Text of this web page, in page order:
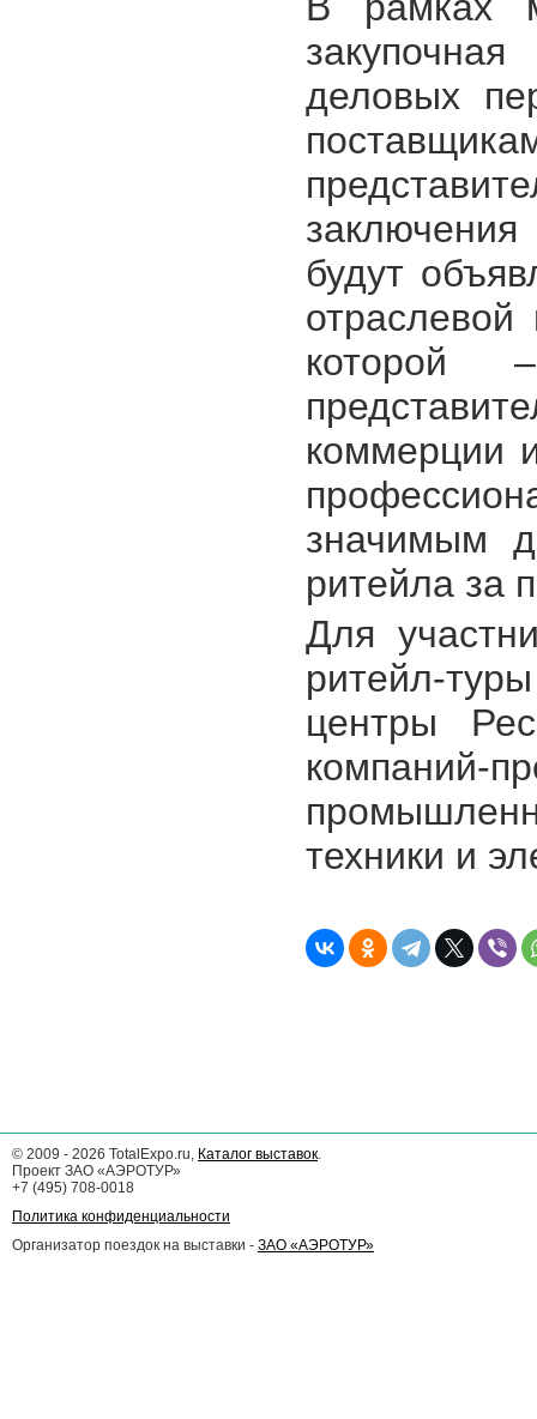
деловых
будут
которой
коммерции
значимым
ритейла за
Для
ритейл-
центры
компаний-
техники и
© 2009 - 2026 TotalExpo.ru, Каталог выставок.
Проект ЗАО «АЭРОТУР»
+7 (495) 708-0018
Политика конфиденциальности
Организатор поездок на выставки - ЗАО «АЭРОТУР»